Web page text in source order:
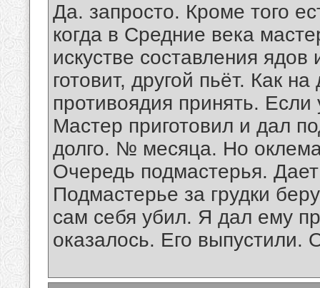
Да. запросто. Кроме того
когда в Средние века
искустве составления
готовит, другой пьёт. Как
противоядия принять. Если
Мастер приготовил и дал
долго. № месяца. Но
Очередь подмастерья.
Подмастерье за грудки
сам себя убил. Я дал ему
оказалось. Его выпустили.